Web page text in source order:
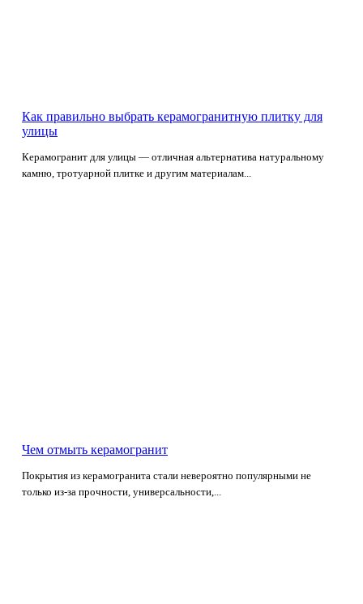
Как правильно выбрать керамогранитную плитку для
улицы
Керамогранит для улицы — отличная альтернатива натуральному
камню, тротуарной плитке и другим материалам...
Чем отмыть керамогранит
Покрытия из керамогранита стали невероятно популярными не
только из-за прочности, универсальности,...